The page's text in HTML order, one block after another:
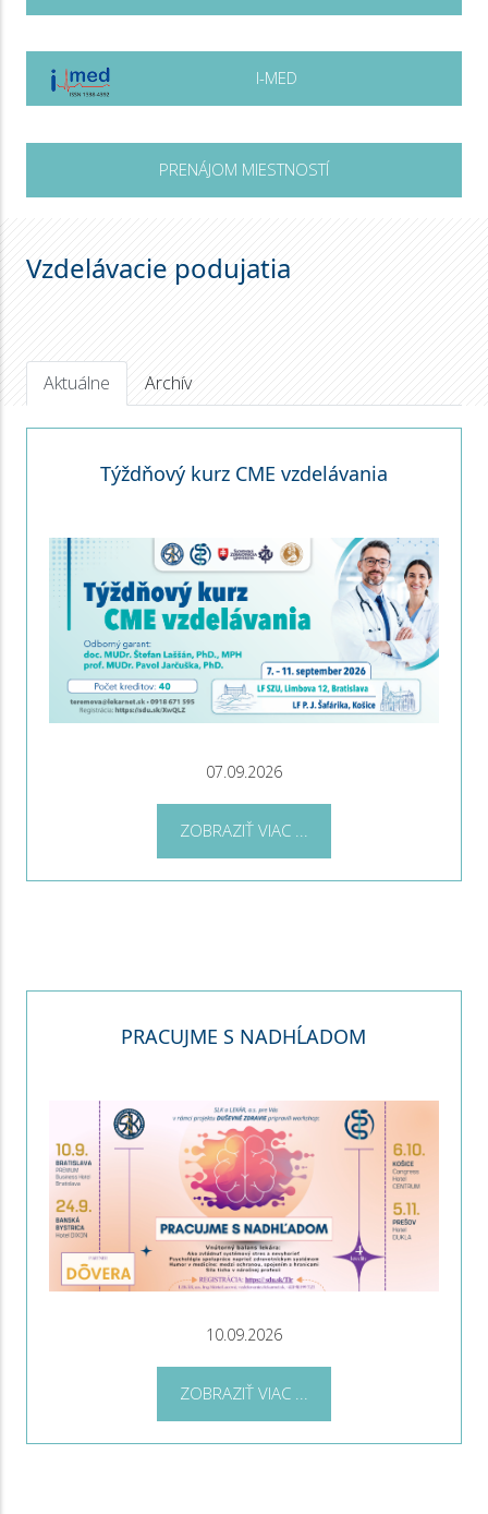
I-MED
PRENÁJOM MIESTNOSTÍ
Vzdelávacie podujatia
Aktuálne Archív
Týždňový kurz CME vzdelávania
07.09.2026
ZOBRAZIŤ VIAC ...
PRACUJME S NADHĹADOM
10.09.2026
ZOBRAZIŤ VIAC ...